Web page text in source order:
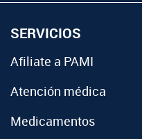
SERVICIOS
Afiliate a PAMI
Atención médica
Medicamentos